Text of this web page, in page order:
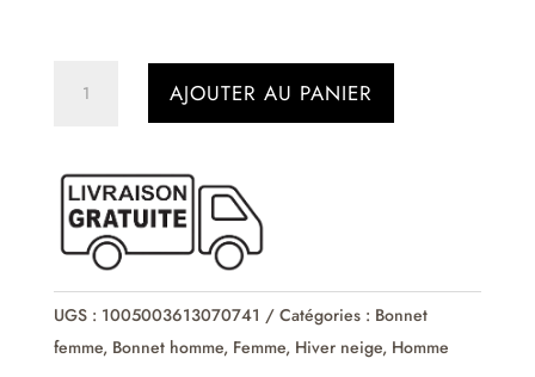
d'hiver
carreaux
URGENTMAN
AJOUTER AU PANIER
UGS : 1005003613070741 Catégories : Bonnet
femme, Bonnet homme, Femme, Hiver neige, Homme